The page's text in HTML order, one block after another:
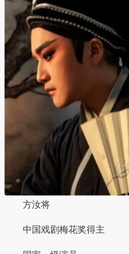
方汝将
中国戏剧梅花奖得主